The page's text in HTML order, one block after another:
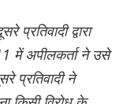
द्वारा
में अपीलकर्ता ने उसे
प्रतिवादी ने